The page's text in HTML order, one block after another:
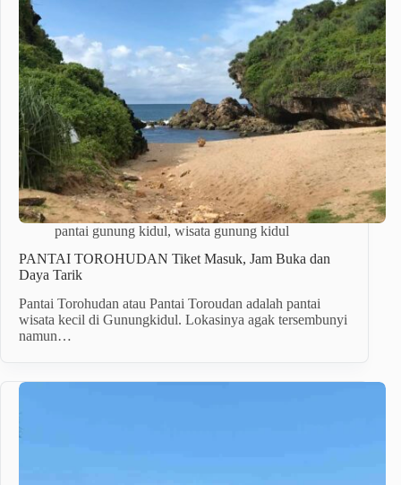
pantai gunung kidul, wisata gunung kidul
PANTAI TOROHUDAN Tiket Masuk, Jam Buka dan
Daya Tarik
Pantai Torohudan atau Pantai Toroudan adalah pantai
wisata kecil di Gunungkidul. Lokasinya agak tersembunyi
namun…